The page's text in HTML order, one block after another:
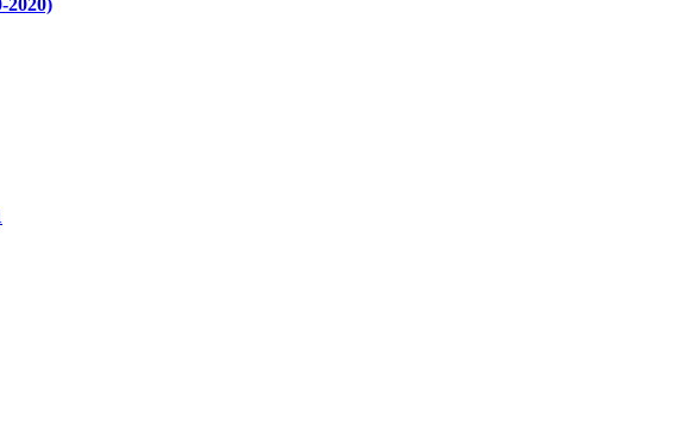
2020)